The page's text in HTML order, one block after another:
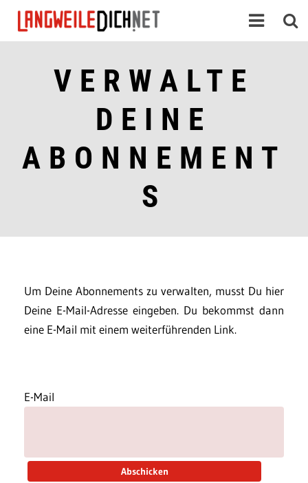
VERWALTE
DEINE
ABONNEMENT
S
Um Deine Abonnements zu verwalten, musst Du hier
Deine E-Mail-Adresse eingeben. Du bekommst dann
eine E-Mail mit einem weiterführenden Link.
E-Mail